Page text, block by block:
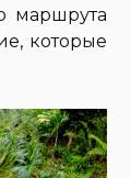
маршрута
которые